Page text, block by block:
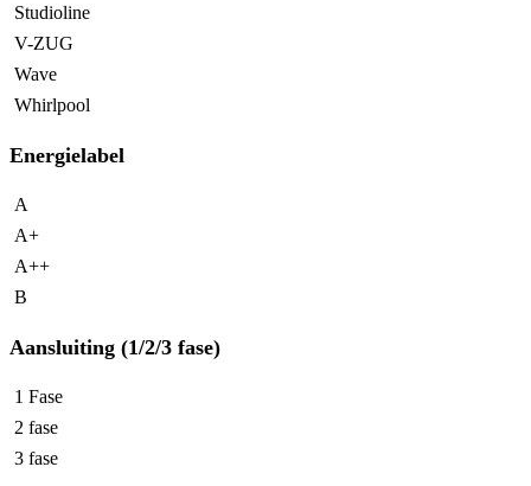
Studioline
V-ZUG
Wave
Whirlpool
Energielabel
A
A+
A++
B
Aansluiting (1/2/3 fase)
1 Fase
2 fase
3 fase